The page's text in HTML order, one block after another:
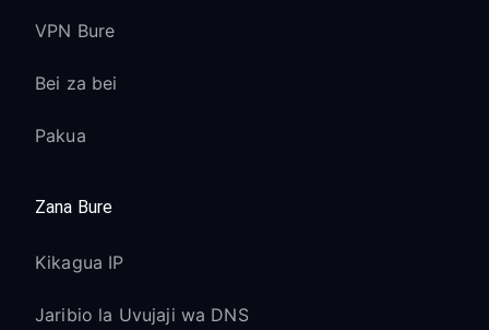
VPN Bure
Bei za bei
Pakua
Zana Bure
Kikagua IP
Jaribio la Uvujaji wa DNS